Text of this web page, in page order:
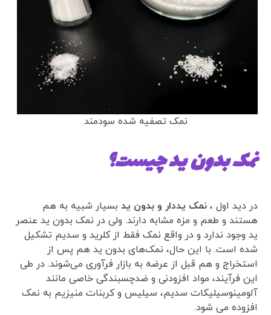
نمک تصفیه شده سودمند
نمک بدون ید چیست؟
در دید اول ، نمک یددار و بدون ید بسیار شبیه به هم
هستند و طعم و مزه مشابه دارند. ولی در نمک بدون ید عنصر
ید وجود ندارد و در واقع نمک فقط از کلرید و سدیم تشکیل
شده است. با این حال، نمک‌های بدون ید هم پس از
استخراج و هم قبل از عرضه به بازار فرآوری می‌شوند. در طی
این فرآیند، مواد افزودنی و ضدچسبندگی خاصی مانند
آلومینوسیلیکات سدیم، سیلیس و کربنات منیزیم به نمک
افزوده می شود.